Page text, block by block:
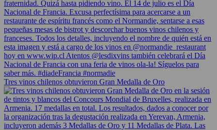
Tres vinos chilenos obtuvieron Gran Medalla de Oro